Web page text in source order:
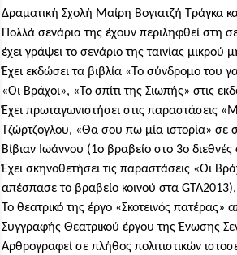
Δραματική Σχολή Μαίρη Βογιατζή Τράγκα
Πολλά σενάρια της έχουν περιληφθεί στη
έχει γράψει το σενάριο της ταινίας
Έχει εκδώσει τα βιβλία «Το σύνδρομο του
«Οι Βράχοι», «Το σπίτι της Σιωπής» στις
Έχει πρωταγωνιστήσει στις παραστάσεις
Τζώρτζογλου, «Θα σου πω μία ιστορία»
Βίβιαν Ιωάννου (1ο βραβείο στο 3ο
Έχει σκηνοθετήσει τις παραστάσεις «Οι
απέσπασε το βραβείο κοινού στα
Το θεατρικό της έργο «Σκοτεινός
Συγγραφής Θεατρικού έργου της Ένωσης
Αρθρογραφεί σε πλήθος πολιτιστικών